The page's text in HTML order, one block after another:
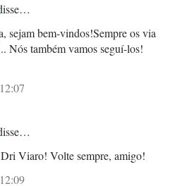
sejam bem-vindos!Sempre os via
Nós também vamos seguí-los!
Viaro! Volte sempre, amigo!